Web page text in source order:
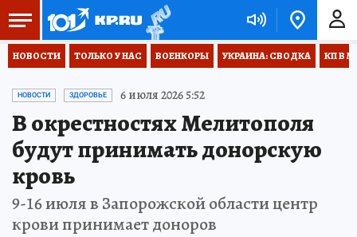
НОВОСТИ ТОЛЬКО У НАС ВОЕНКОРЫ УКРАИНА: СВОДКА КП В
НОВОСТИ ЗДОРОВЬЕ 6 июля 2026 5:52
В окрестностях Мелитополя
будут принимать донорскую
кровь
9-16 июля в Запорожской области центр
крови принимает доноров